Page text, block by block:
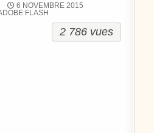
6 NOVEMBRE 2015
DANS
FLASH
2 786 vues